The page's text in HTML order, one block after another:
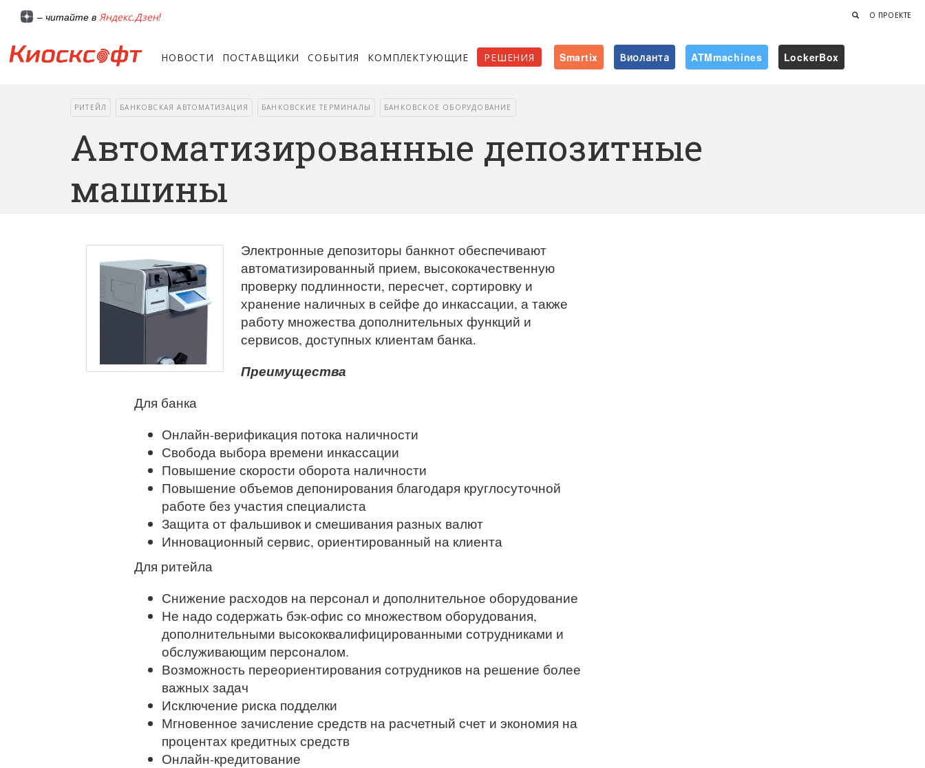
О ПРОЕКТЕ
– читайте в Яндекс.Дзен!
НОВОСТИ ПОСТАВЩИКИ СОБЫТИЯ КОМПЛЕКТУЮЩИЕ РЕШЕНИЯ Smartix Виоланта ATMmachines LockerBox
РИТЕЙЛ БАНКОВСКАЯ АВТОМАТИЗАЦИЯ БАНКОВСКИЕ ТЕРМИНАЛЫ БАНКОВСКОЕ ОБОРУДОВАНИЕ
Автоматизированные депозитные
машины
Электронные депозиторы банкнот обеспечивают
автоматизированный прием, высококачественную
проверку подлинности, пересчет, сортировку и
хранение наличных в сейфе до инкассации, а также
работу множества дополнительных функций и
сервисов, доступных клиентам банка.
Преимущества
Для банка
Онлайн-верификация потока наличности
Свобода выбора времени инкассации
Повышение скорости оборота наличности
Повышение объемов депонирования благодаря круглосуточной
работе без участия специалиста
Защита от фальшивок и смешивания разных валют
Инновационный сервис, ориентированный на клиента
Для ритейла
Снижение расходов на персонал и дополнительное оборудование
Не надо содержать бэк-офис со множеством оборудования,
дополнительными высококвалифицированными сотрудниками и
обслуживающим персоналом.
Возможность переориентирования сотрудников на решение более
важных задач
Исключение риска подделки
Мгновенное зачисление средств на расчетный счет и экономия на
процентах кредитных средств
Онлайн-кредитование